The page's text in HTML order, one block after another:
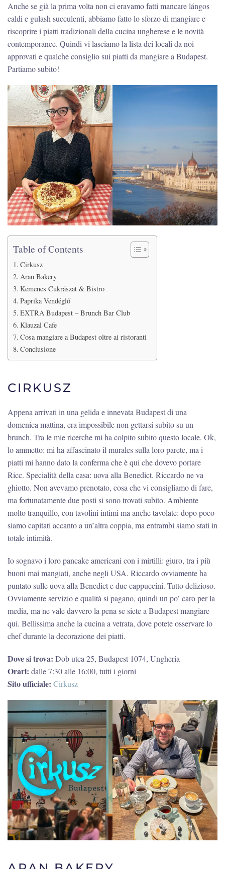
Anche se già la prima volta non ci eravamo fatti mancare lángos
caldi e gulash succulenti, abbiamo fatto lo sforzo di mangiare e
riscoprire i piatti tradizionali della cucina ungherese e le novità
contemporanee. Quindi vi lasciamo la lista dei locali da noi
approvati e qualche consiglio sui piatti da mangiare a Budapest.
Partiamo subito!
Table of Contents
Cirkusz
Aran Bakery
Kemenes Cukrászat & Bistro
Paprika Vendéglő
EXTRA Budapest – Brunch Bar Club
Klauzal Cafe
Cosa mangiare a Budapest oltre ai ristoranti
Conclusione
CIRKUSZ
Appena arrivati in una gelida e innevata Budapest di una
domenica mattina, era impossibile non gettarsi subito su un
brunch. Tra le mie ricerche mi ha colpito subito questo locale. Ok,
lo ammetto: mi ha affascinato il murales sulla loro parete, ma i
piatti mi hanno dato la conferma che è qui che dovevo portare
Ricc. Specialità della casa: uova alla Benedict. Riccardo ne va
ghiotto. Non avevamo prenotato, cosa che vi consigliamo di fare,
ma fortunatamente due posti si sono trovati subito. Ambiente
molto tranquillo, con tavolini intimi ma anche tavolate: dopo poco
siamo capitati accanto a un’altra coppia, ma entrambi siamo stati in
totale intimità.
Io sognavo i loro pancake americani con i mirtilli: giuro, tra i più
buoni mai mangiati, anche negli USA. Riccardo ovviamente ha
puntato sulle uova alla Benedict e due cappuccini. Tutto delizioso.
Ovviamente servizio e qualità si pagano, quindi un po’ caro per la
media, ma ne vale davvero la pena se siete a Budapest mangiare
qui. Bellissima anche la cucina a vetrata, dove potete osservare lo
chef durante la decorazione dei piatti.
Dove si trova: Dob utca 25, Budapest 1074, Ungheria
Orari: dalle 7:30 alle 16:00, tutti i giorni
Sito ufficiale: Cirkusz